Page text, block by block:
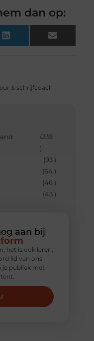
(239
)
(93 )
(64 )
(46 )
(43 )
aan bij
het is ook leren,
lid van ons
je publiek met
dan op:
LinkedIn Email
& schrijfcoach